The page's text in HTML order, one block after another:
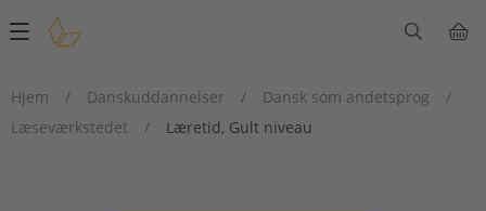
Main
Hjem
/ Danskuddannelser / Dansk som andetsprog
/
Læseværkstedet
/ Læretid, Gult niveau